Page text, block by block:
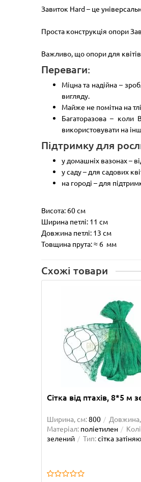
Завиток Hard – це
Проста конструкція опори
Важливо, що опори для
Переваги:
Міцна та надійна –
вигляду.
Майже не помітна на
Багаторазова – коли
використовувати на
Підтримку для
у домашніх вазонах –
у саду – для садових
на городі – для
Висота: 60 см
Ширина петлі: 11 см
Довжина петлі: 13 см
Товщина прута: ≈ 6 мм
Схожі товари
Сітка від птахів, 8*5 м
Ширина, см:800
Матеріал: поліетилен
зелений
Тип:сітка